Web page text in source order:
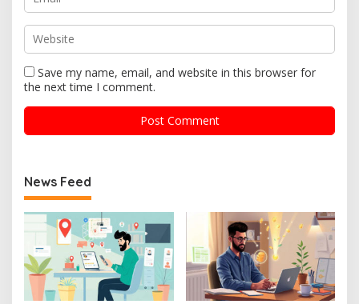
Save my name, email, and website in this browser for
the next time I comment.
News Feed